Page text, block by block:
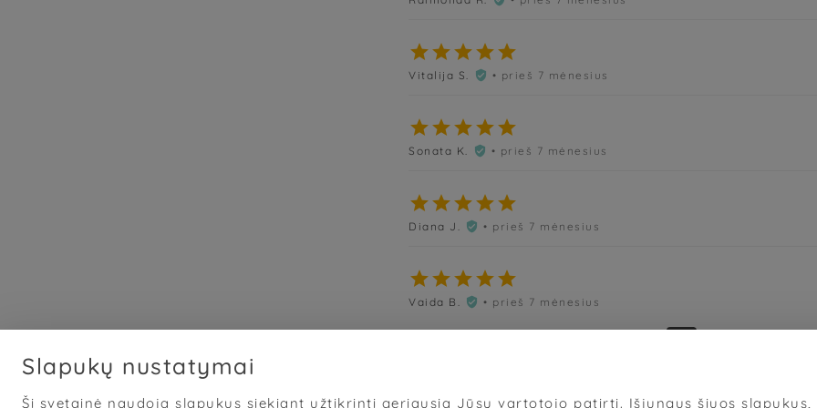

Vitalija S.  • prieš 7 mėnesius

Sonata K.  • prieš 7 mėnesius

Diana J.  • prieš 7 mėnesius

Vaida B.  • prieš 7 mėnesius
Slapukų nustatymai
Ši svetainė naudoja slapukus siekiant užtikrinti geriausią Jūsų vartotojo patirtį. Išjungus šiuos